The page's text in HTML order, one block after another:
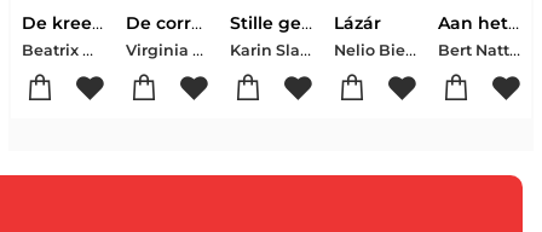
De kreeftenvrouwen
Beatrix Gerstberger
De correspondente
Virginia Evans
Stille geheimen
Karin Slaughter
Lázár
Nelio Biedermann
Aan het einde van de oorlog
Bert Natter